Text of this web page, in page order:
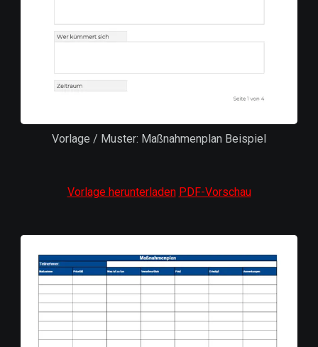
Vorlage / Muster: Maßnahmenplan Beispiel
Vorlage herunterladen PDF-Vorschau